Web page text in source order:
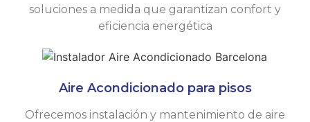
soluciones a medida que garantizan confort y
eficiencia energética
Aire Acondicionado para pisos
Ofrecemos instalación y mantenimiento de aire